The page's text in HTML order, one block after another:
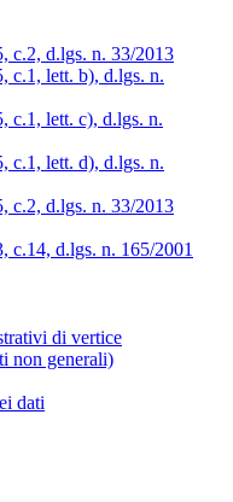
c.2, d.lgs. n. 33/2013
c.1, lett. b), d.lgs. n.
c.1, lett. c), d.lgs. n.
c.1, lett. d), d.lgs. n.
c.2, d.lgs. n. 33/2013
c.14, d.lgs. n. 165/2001
di vertice
non generali)
dati